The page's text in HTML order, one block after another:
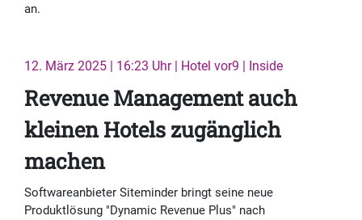
an.
12. März 2025 | 16:23 Uhr | Hotel vor9 | Inside
Revenue Management auch
kleinen Hotels zugänglich
machen
Softwareanbieter Siteminder bringt seine neue
Produktlösung "Dynamic Revenue Plus" nach